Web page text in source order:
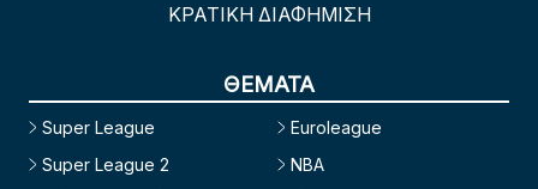
ΚΡΑΤΙΚΗ ΔΙΑΦΗΜΙΣΗ
ΘΕΜΑΤΑ
Super League
Super League 2
Euroleague
NBA